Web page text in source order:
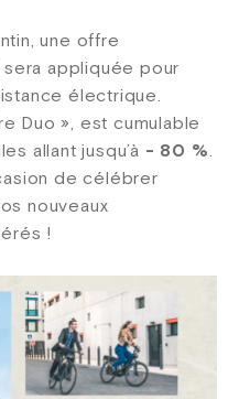
une offre
sera appliquée pour
électrique.
Duo », est cumulable
allant jusqu’à - 80 %.
de célébrer
nouveaux
!